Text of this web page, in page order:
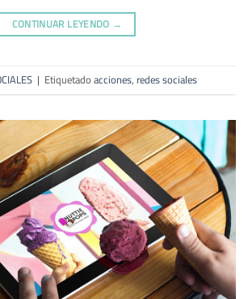
CONTINUAR LEYENDO →
| Etiquetadoacciones, redes sociales